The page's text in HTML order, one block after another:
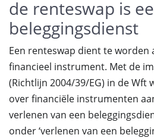
de renteswap is
beleggingsdienst
Een renteswap dient te worden
financieel instrument. Met de
(Richtlijn 2004/39/EG) in de Wft
over financiële instrumenten
verlenen van een
onder ‘verlenen van een